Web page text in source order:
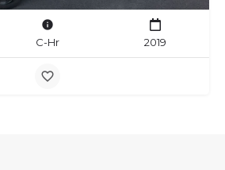
C-Hr 2019